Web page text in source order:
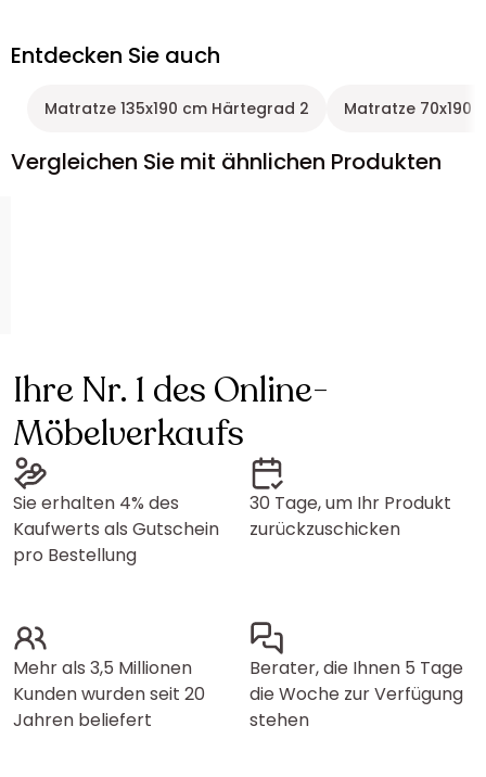
Entdecken Sie auch
Matratze 135x190 cm Härtegrad 2 Matratze 70x190
Vergleichen Sie mit ähnlichen Produkten
Ihre Nr. 1 des Online-
Möbelverkaufs
Sie erhalten 4% des
Kaufwerts als Gutschein
pro Bestellung
30 Tage, um Ihr Produkt
zurückzuschicken
Mehr als 3,5 Millionen
Kunden wurden seit 20
Jahren beliefert
Berater, die Ihnen 5 Tage
die Woche zur Verfügung
stehen